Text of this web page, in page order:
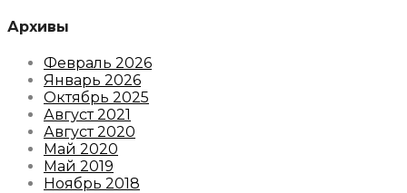
Архивы
Февраль 2026
Январь 2026
Октябрь 2025
Август 2021
Август 2020
Май 2020
Май 2019
Ноябрь 2018